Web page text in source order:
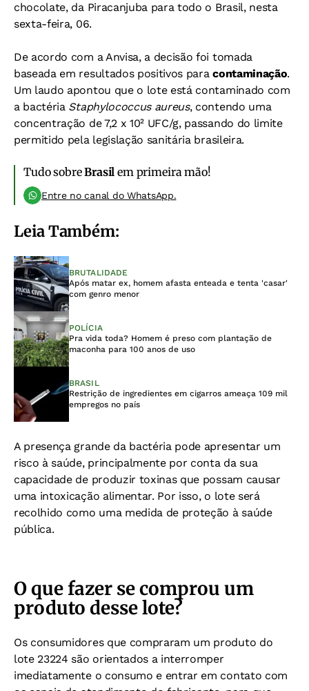
chocolate, da Piracanjuba para todo o Brasil, nesta
sexta-feira, 06.
De acordo com a Anvisa, a decisão foi tomada
baseada em resultados positivos paracontaminação.
Um laudo apontou que o lote está contaminado com
a bactéria Staphylococcus aureus, contendo uma
concentração de 7,2 x 10² UFC/g, passando do limite
permitido pela legislação sanitária brasileira.
Tudo sobreBrasil em primeira mão!
Entre no canal do WhatsApp.
Leia Também:
BRUTALIDADE
Após matar ex, homem afasta enteada e tenta 'casar'
com genro menor
POLÍCIA
Pra vida toda? Homem é preso com plantação de
maconha para 100 anos de uso
BRASIL
Restrição de ingredientes em cigarros ameaça 109 mil
empregos no país
A presença grande da bactéria pode apresentar um
risco à saúde, principalmente por conta da sua
capacidade de produzir toxinas que possam causar
uma intoxicação alimentar. Por isso, o lote será
recolhido como uma medida de proteção à saúde
pública.
O que fazer se comprou um
produto desse lote?
Os consumidores que compraram um produto do
lote 23224 são orientados a interromper
imediatamente o consumo e entrar em contato com